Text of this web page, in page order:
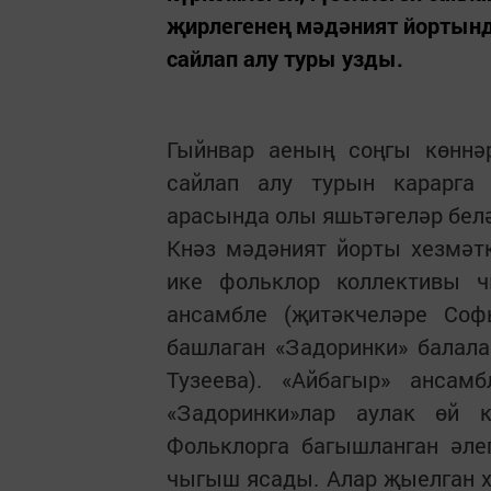
җирлегенең мәдәният
сайлап алу туры узды.
Гыйнвар аеның соңгы
сайлап алу турын
арасында олы яшьтәгеләр
Кнәз мәдәният йорты
ике фольклор коллективы
ансамбле (җитәкчеләре
башлаган «Задоринки»
Тузеева). «Айбагыр»
«Задоринки»лар аулак өй
Фольклорга багышланган
чыгыш ясады. Алар җыелган